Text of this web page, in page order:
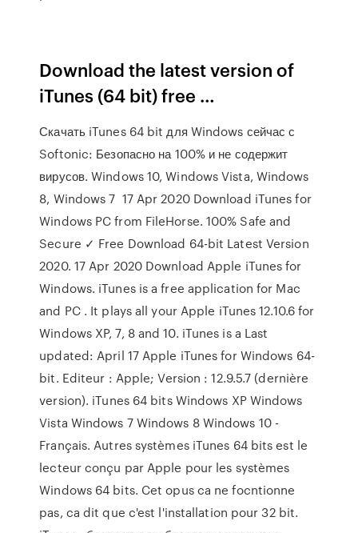
Download the latest version of
iTunes (64 bit) free …
Скачать iTunes 64 bit для Windows сейчас с
Softonic: Безопасно на 100% и не содержит
вирусов. Windows 10, Windows Vista, Windows
8, Windows 7 17 Apr 2020 Download iTunes for
Windows PC from FileHorse. 100% Safe and
Secure ✓ Free Download 64-bit Latest Version
2020. 17 Apr 2020 Download Apple iTunes for
Windows. iTunes is a free application for Mac
and PC . It plays all your Apple iTunes 12.10.6 for
Windows XP, 7, 8 and 10. iTunes is a Last
updated: April 17 Apple iTunes for Windows 64-
bit. Editeur : Apple; Version : 12.9.5.7 (dernière
version). iTunes 64 bits Windows XP Windows
Vista Windows 7 Windows 8 Windows 10 -
Français. Autres systèmes iTunes 64 bits est le
lecteur conçu par Apple pour les systèmes
Windows 64 bits. Cet opus ca ne focntionne
pas, ca dit que c'est l'installation pour 32 bit.